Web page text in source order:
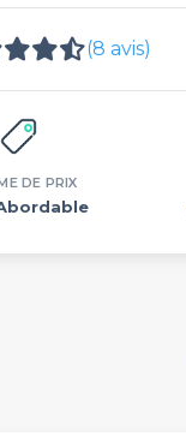
(8 avis)
DE PRIX